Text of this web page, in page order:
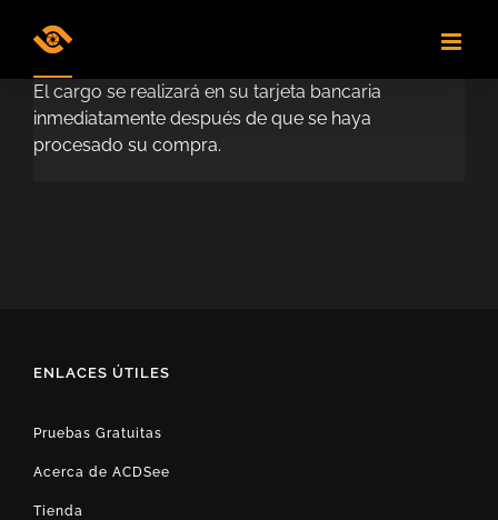
El cargo se realizará en su tarjeta bancaria
inmediatamente después de que se haya
procesado su compra.
ENLACES ÚTILES
Pruebas Gratuitas
Acerca de ACDSee
Tienda